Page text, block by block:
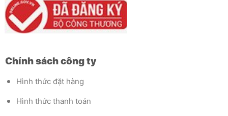
Chính sách công ty
Hình thức đặt hàng
Hình thức thanh toán